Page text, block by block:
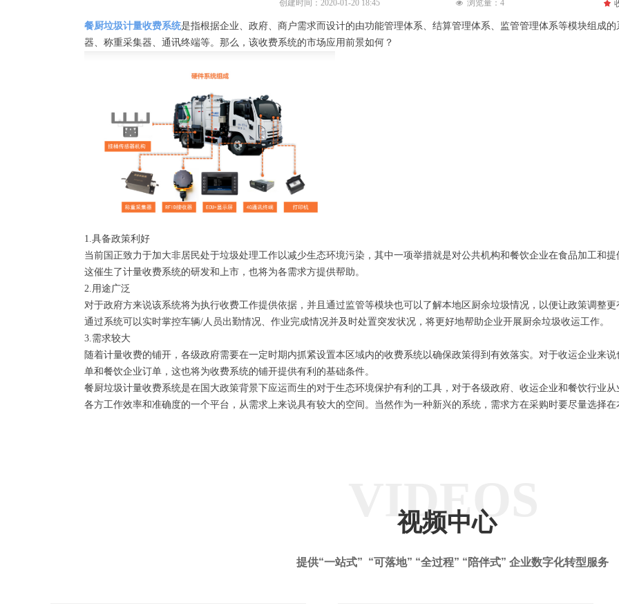
餐厨垃圾计量收费系统是指根据企业、政府、商户需求而设计的由功能管理体系、结算管理体系、监管管理体系等模块组成
器、称重采集器、通讯终端等。那么，该收费系统的市场应用前景如何？
1.具备政策利好
当前国正致力于加大非居民处于垃圾处理工作以减少生态环境污染，其中一项举措就是对公共机构和餐饮企业在食品加工和
这催生了计量收费系统的研发和上市，也将为各需求方提供帮助。
2.用途广泛
对于政府方来说该系统将为执行收费工作提供依据，并且通过监管等模块也可以了解本地区厨余垃圾情况，以便让政策调整
通过系统可以实时掌控车辆/人员出勤情况、作业完成情况并及时处置突发状况，将更好地帮助企业开展厨余垃圾收运工作。
3.需求较大
随着计量收费的铺开，各级政府需要在一定时期内抓紧设置本区域内的收费系统以确保政策得到有效落实。对于收运企业来
单和餐饮企业订单，这也将为收费系统的铺开提供有利的基础条件。
餐厨垃圾计量收费系统是在国大政策背景下应运而生的对于生态环境保护有利的工具，对于各级政府、收运企业和餐饮行业
各方工作效率和准确度的一个平台，从需求上来说具有较大的空间。当然作为一种新兴的系统，需求方在采购时要尽量选择
创建时间： 2020-01-20 18:45 넶 浏览量： 4 끄
提供“一站式” “可落地” “全过程” “陪伴式” 企业数字化转型服务
VIDEOS
视频中心